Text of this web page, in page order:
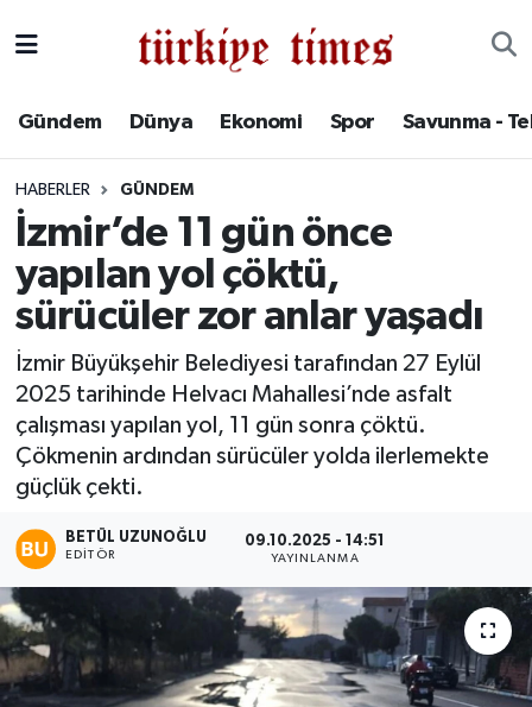
Gündem Dünya Ekonomi Spor Savunma -
HABERLER GÜNDEM
İzmir’de 11 gün önce
yapılan yol çöktü,
sürücüler zor anlar yaşadı
İzmir Büyükşehir Belediyesi tarafından 27 Eylül
2025 tarihinde Helvacı Mahallesi’nde asfalt
çalışması yapılan yol, 11 gün sonra çöktü.
Çökmenin ardından sürücüler yolda ilerlemekte
güçlük çekti.
BETÜL UZUNOĞLU
EDITÖR
09.10.2025 - 14:51
YAYINLANMA
Ekonomi
Spor
Savunma - Teknoloji
Kültür - Sanat
Yaşam
Süper Lig Puan Durumu ve Fikstür
Tüm Manşetler
Son Dakika Haberleri
Haber Arşivi